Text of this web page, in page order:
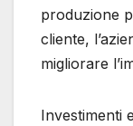
produzione
cliente,
migliorare
Investimenti